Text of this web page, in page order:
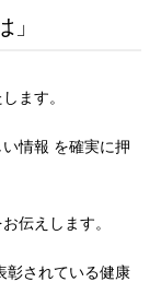
ます。
情報 を確実に押
伝えします。
彰されている健康